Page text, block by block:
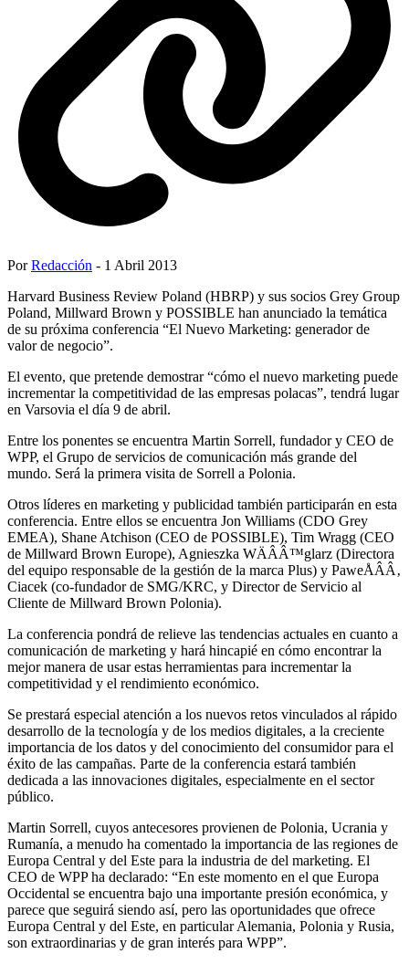
PorRedacción - 1 Abril 2013
Harvard Business Review Poland (HBRP) y sus socios Grey Group
Poland, Millward Brown y POSSIBLE han anunciado la temática
de su próxima conferencia “El Nuevo Marketing: generador de
valor de negocio”.
El evento, que pretende demostrar “cómo el nuevo marketing puede
incrementar la competitividad de las empresas polacas”, tendrá lugar
en Varsovia el día 9 de abril.
Entre los ponentes se encuentra Martin Sorrell, fundador y CEO de
WPP, el Grupo de servicios de comunicación más grande del
mundo. Será la primera visita de Sorrell a Polonia.
Otros líderes en marketing y publicidad también participarán en esta
conferencia. Entre ellos se encuentra Jon Williams (CDO Grey
EMEA), Shane Atchison (CEO de POSSIBLE), Tim Wragg (CEO
de Millward Brown Europe), Agnieszka WÄÂÂ™glarz (Directora
del equipo responsable de la gestión de la marca Plus) y PaweÅÂÂ‚
Ciacek (co-fundador de SMG/KRC, y Director de Servicio al
Cliente de Millward Brown Polonia).
La conferencia pondrá de relieve las tendencias actuales en cuanto a
comunicación de marketing y hará hincapié en cómo encontrar la
mejor manera de usar estas herramientas para incrementar la
competitividad y el rendimiento económico.
Se prestará especial atención a los nuevos retos vinculados al rápido
desarrollo de la tecnología y de los medios digitales, a la creciente
importancia de los datos y del conocimiento del consumidor para el
éxito de las campañas. Parte de la conferencia estará también
dedicada a las innovaciones digitales, especialmente en el sector
público.
Martin Sorrell, cuyos antecesores provienen de Polonia, Ucrania y
Rumanía, a menudo ha comentado la importancia de las regiones de
Europa Central y del Este para la industria de del marketing. El
CEO de WPP ha declarado: “En este momento en el que Europa
Occidental se encuentra bajo una importante presión económica, y
parece que seguirá siendo así, pero las oportunidades que ofrece
Europa Central y del Este, en particular Alemania, Polonia y Rusia,
son extraordinarias y de gran interés para WPP”.